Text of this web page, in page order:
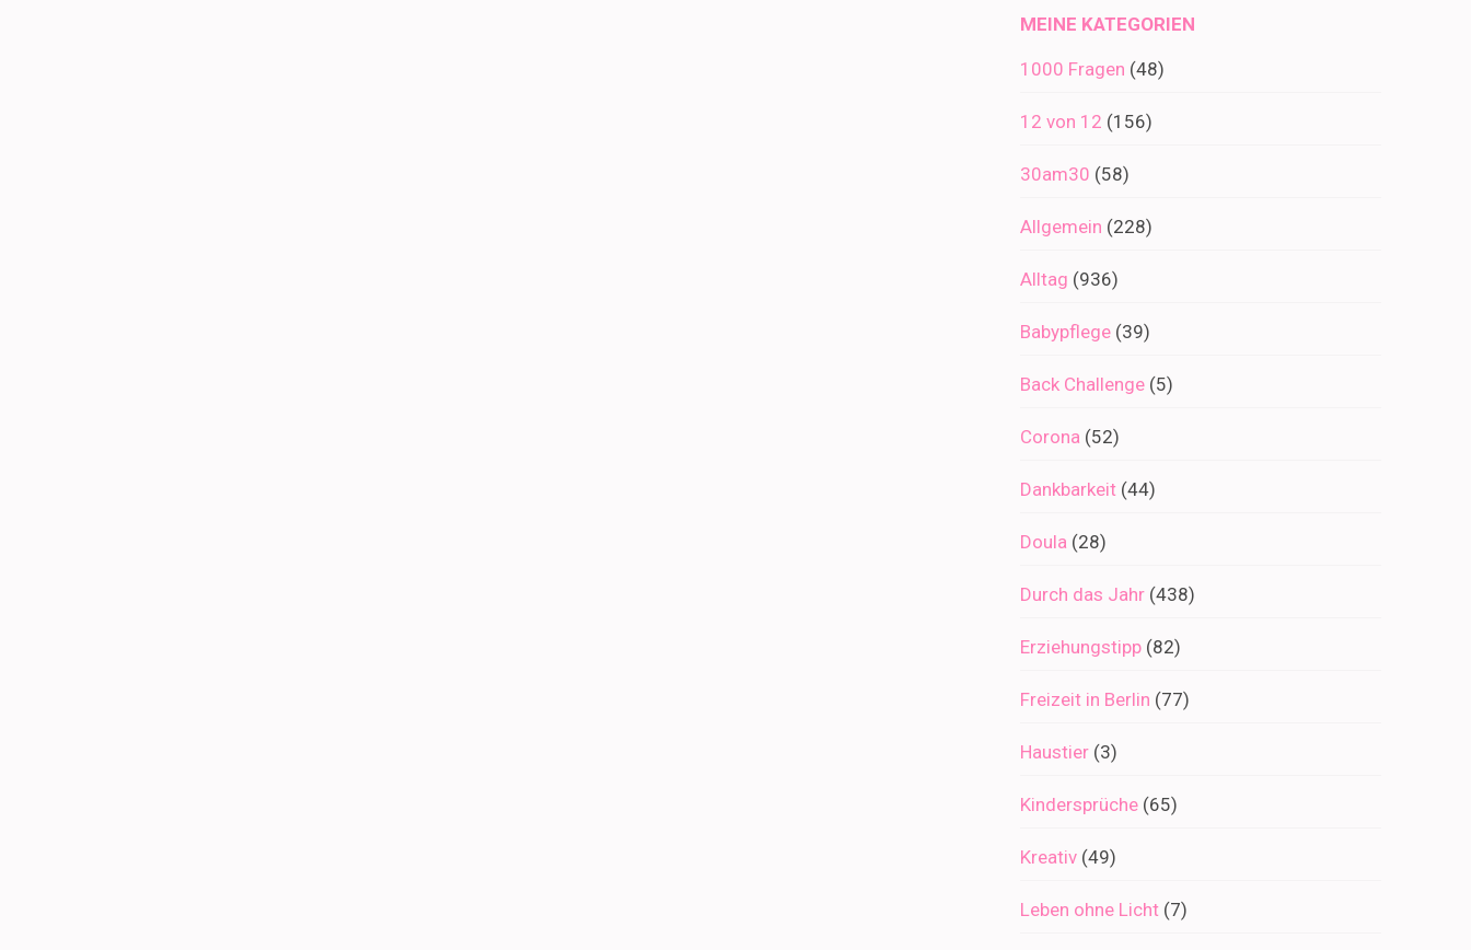
MEINE KATEGORIEN
1000 Fragen (48)
12 von 12 (156)
30am30 (58)
Allgemein (228)
Alltag (936)
Babypflege (39)
Back Challenge (5)
Corona (52)
Dankbarkeit (44)
Doula (28)
Durch das Jahr (438)
Erziehungstipp (82)
Freizeit in Berlin (77)
Haustier (3)
Kindersprüche (65)
Kreativ (49)
Leben ohne Licht (7)